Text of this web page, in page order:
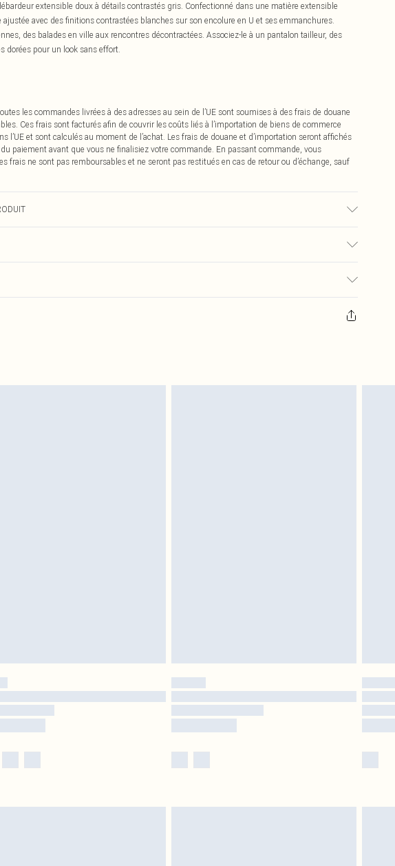
extensible doux à détails contrastés gris. Confectionné dans une matière extensible
ajustée avec des finitions contrastées blanches sur son encolure en U et ses emmanchures.
des balades en ville aux rencontres décontractées. Associez-le à un pantalon tailleur, des
dorées pour un look sans effort.
les commandes livrées à des adresses au sein de l’UE sont soumises à des frais de douane
Ces frais sont facturés afin de couvrir les coûts liés à l’importation de biens de commerce
l’UE et sont calculés au moment de l’achat. Les frais de douane et d’importation seront affichés
paiement avant que vous ne finalisiez votre commande. En passant commande, vous
frais ne sont pas remboursables et ne seront pas restitués en cas de retour ou d’échange, sauf
€7.99
pas rembourser les masques tendance, les cosmétiques, les bijoux pour piercings, les jouets
Les articles pour la maison, y compris le linge de lit, les matelas, les surmatelas et les